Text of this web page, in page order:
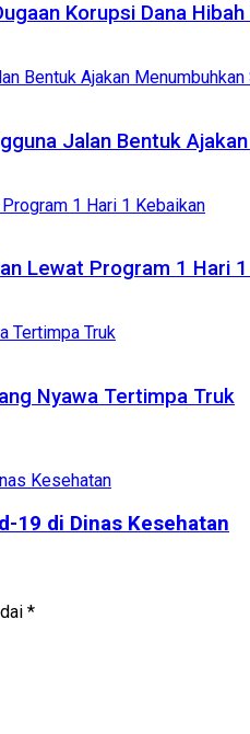
Korupsi Dana
Jalan Bentuk
Lewat Program 1 Hari
Nyawa Tertimpa Truk
19 di Dinas Kesehatan
*